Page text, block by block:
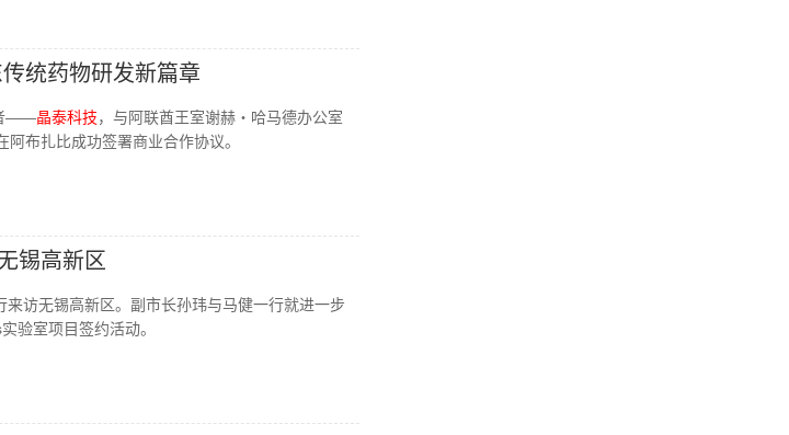
统药物研发新篇章
——晶泰科技，与阿联酋王室谢赫・哈马德办公室
布扎比成功签署商业合作协议。
锡高新区
访无锡高新区。副市长孙玮与马健一行就进一步
验室项目签约活动。